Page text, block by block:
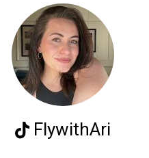
FlywithAri